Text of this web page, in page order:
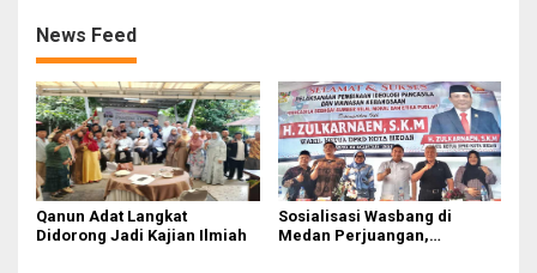
News Feed
Qanun Adat Langkat
Didorong Jadi Kajian Ilmiah
Sosialisasi Wasbang di
Medan Perjuangan,